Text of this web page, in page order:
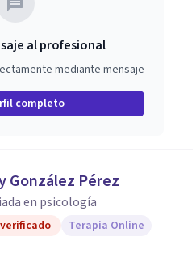
al profesional
mediante mensaje
completo
González Pérez
en psicología
Terapia Online